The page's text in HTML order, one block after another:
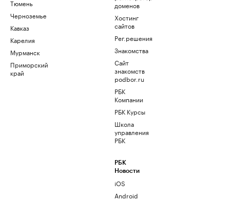
Тюмень
Черноземье
Кавказ
Карелия
Мурманск
Приморский
край
доменов
Хостинг
сайтов
Рег.решения
Знакомства
Сайт
знакомств
podbor.ru
РБК
Компании
РБК Курсы
Школа
управления
РБК
РБК
Новости
iOS
Android